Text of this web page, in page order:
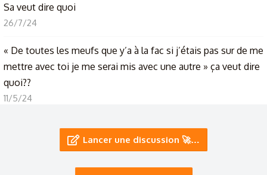
Sa veut dire quoi
26/7/24
« De toutes les meufs que y’a à la fac si j’étais pas sur de me
mettre avec toi je me serai mis avec une autre » ça veut dire
quoi??
11/5/24
Ça veut dire quoi crush ?
Mon copain ne veut pas dire que je lui fais de l’effet,
Lancer une discussion 🚀…